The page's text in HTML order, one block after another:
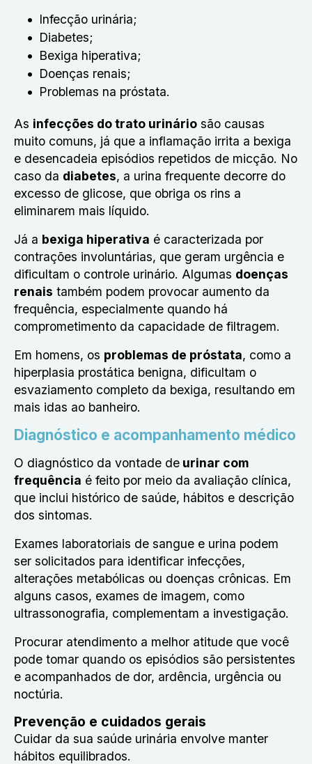
Infecção urinária;
Diabetes;
Bexiga hiperativa;
Doenças renais;
Problemas na próstata.
As infecções do trato urinário são causas
muito comuns, já que a inflamação irrita a bexiga
e desencadeia episódios repetidos de micção. No
caso da diabetes, a urina frequente decorre do
excesso de glicose, que obriga os rins a
eliminarem mais líquido.
Já a bexiga hiperativa é caracterizada por
contrações involuntárias, que geram urgência e
dificultam o controle urinário. Algumas doenças
renais também podem provocar aumento da
frequência, especialmente quando há
comprometimento da capacidade de filtragem.
Em homens, os problemas de próstata, como a
hiperplasia prostática benigna, dificultam o
esvaziamento completo da bexiga, resultando em
mais idas ao banheiro.
Diagnóstico e acompanhamento médico
O diagnóstico da vontade de urinar com
frequência é feito por meio da avaliação clínica,
que inclui histórico de saúde, hábitos e descrição
dos sintomas.
Exames laboratoriais de sangue e urina podem
ser solicitados para identificar infecções,
alterações metabólicas ou doenças crônicas. Em
alguns casos, exames de imagem, como
ultrassonografia, complementam a investigação.
Procurar atendimento a melhor atitude que você
pode tomar quando os episódios são persistentes
e acompanhados de dor, ardência, urgência ou
noctúria.
Prevenção e cuidados gerais
Cuidar da sua saúde urinária envolve manter
hábitos equilibrados.